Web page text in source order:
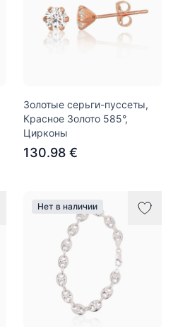
Золотые серьги-пуссеты,
Красное Золото 585°,
Цирконы
130.98 €
Нет в наличии